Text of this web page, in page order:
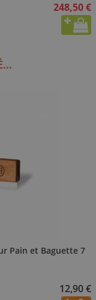
248,50 €
Pain et Baguette 7
12,90 €